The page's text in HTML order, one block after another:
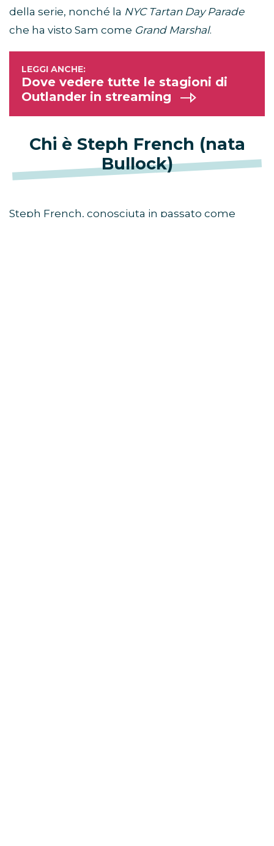
della serie, nonché la NYC Tartan Day Parade
che ha visto Sam come Grand Marshal.
Dove vedere tutte le stagioni di
Outlander in streaming
Chi è Steph French (nata
Bullock)
Steph French, conosciuta in passato come